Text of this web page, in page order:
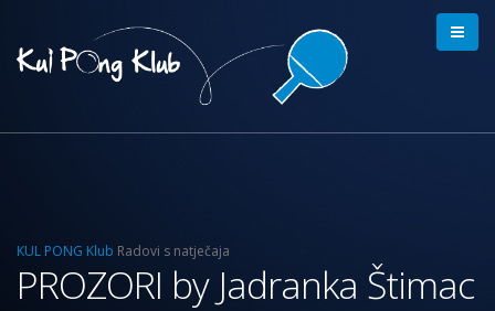
KUL PONG Klub Radovi s natječaja
PROZORI by Jadranka Štimac